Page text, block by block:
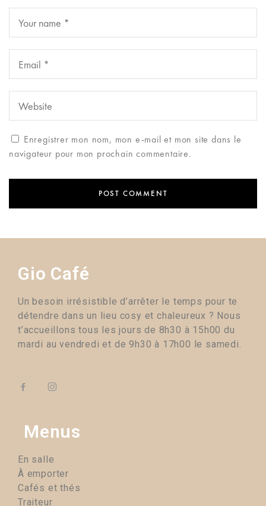
Enregistrer mon nom, mon e-mail et mon site dans le
navigateur pour mon prochain commentaire.
Gio Café
Un besoin irrésistible d’arrêter le temps pour te
détendre dans un lieu cosy et chaleureux ? Nous
t’accueillons tous les jours de 8h30 à 15h00 du
mardi au vendredi et de 9h30 à 17h00 le samedi.
Menus
En salle
À emporter
Cafés et thés
Traiteur